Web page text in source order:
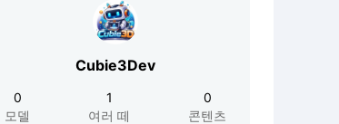
Cubie3Dev
0
모델
1
여러 떼
0
콘텐츠